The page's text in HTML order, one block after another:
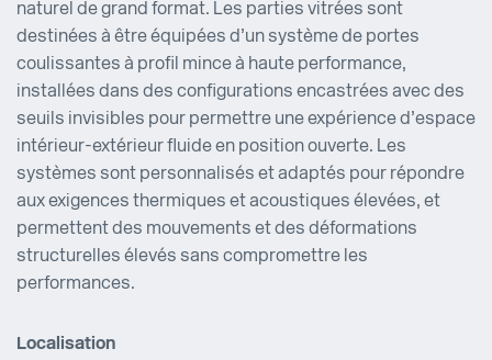
naturel de grand format. Les parties vitrées sont
destinées à être équipées d’un système de portes
coulissantes à profil mince à haute performance,
installées dans des configurations encastrées avec des
seuils invisibles pour permettre une expérience d’espace
intérieur-extérieur fluide en position ouverte. Les
systèmes sont personnalisés et adaptés pour répondre
aux exigences thermiques et acoustiques élevées, et
permettent des mouvements et des déformations
structurelles élevés sans compromettre les
performances.
Localisation